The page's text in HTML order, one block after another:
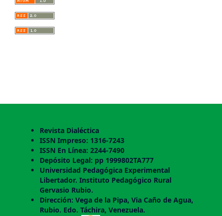
Revista Dialéctica
ISSN Impreso: 1316-7243
ISSN En Línea: 2244-7490
Depósito Legal: pp 1999802TA777
Universidad Pedagógica Experimental
Libertador. Instituto Pedagógico Rural
Gervasio Rubio.
Dirección: Vega de la Pipa, Via Caño de Agua,
Rubio. Edo. Táchira, Venezuela.